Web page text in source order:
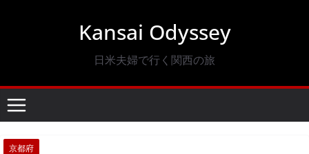
ツ
へ
ス
キ
Kansai Odyssey
日米夫婦で行く関西の旅
京都府